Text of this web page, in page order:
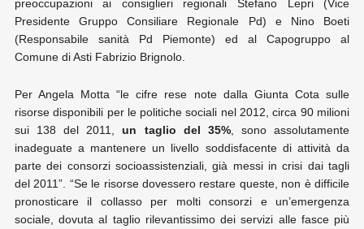
preoccupazioni ai consiglieri regionali Stefano Lepri (Vice
Presidente Gruppo Consiliare Regionale Pd) e Nino Boeti
(Responsabile sanità Pd Piemonte) ed al Capogruppo al
Comune di Asti Fabrizio Brignolo.
Per Angela Motta “le cifre rese note dalla Giunta Cota sulle
risorse disponibili per le politiche sociali nel 2012, circa 90 milioni
sui 138 del 2011,
un taglio del 35%, sono assolutamente
inadeguate a mantenere un livello soddisfacente di attività da
parte dei consorzi socioassistenziali, già messi in crisi dai tagli
del 2011”. “Se le risorse dovessero restare queste, non è difficile
pronosticare il collasso per molti consorzi e un’emergenza
sociale, dovuta al taglio rilevantissimo dei servizi alle fasce più